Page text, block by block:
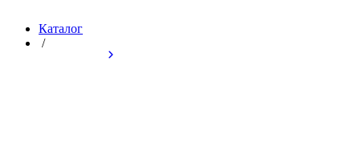
Каталог
/